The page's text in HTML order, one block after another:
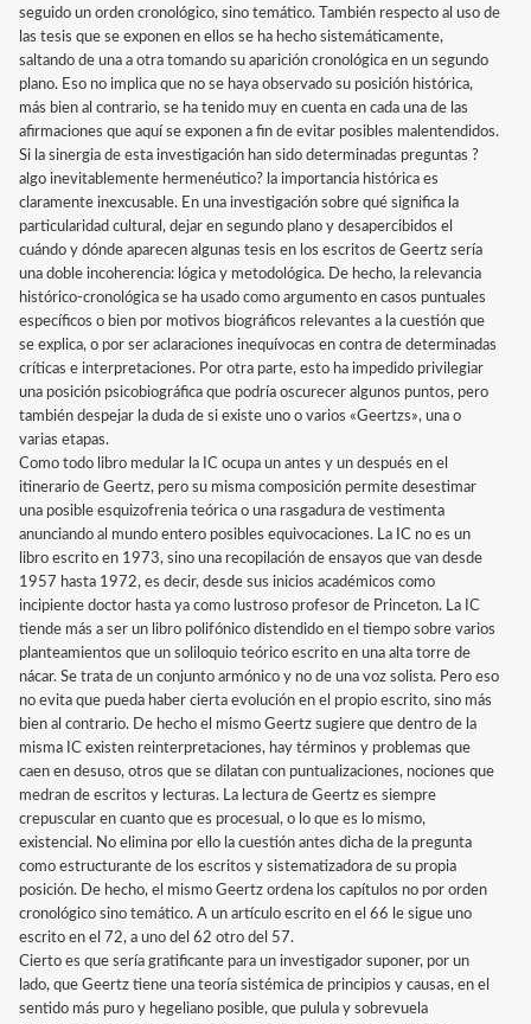
seguido un orden cronológico, sino temático. También respecto al uso de
las tesis que se exponen en ellos se ha hecho sistemáticamente,
saltando de una a otra tomando su aparición cronológica en un segundo
plano. Eso no implica que no se haya observado su posición histórica,
más bien al contrario, se ha tenido muy en cuenta en cada una de las
afirmaciones que aquí se exponen a fin de evitar posibles malentendidos.
Si la sinergia de esta investigación han sido determinadas preguntas ?
algo inevitablemente hermenéutico? la importancia histórica es
claramente inexcusable. En una investigación sobre qué significa la
particularidad cultural, dejar en segundo plano y desapercibidos el
cuándo y dónde aparecen algunas tesis en los escritos de Geertz sería
una doble incoherencia: lógica y metodológica. De hecho, la relevancia
histórico-cronológica se ha usado como argumento en casos puntuales
específicos o bien por motivos biográficos relevantes a la cuestión que
se explica, o por ser aclaraciones inequívocas en contra de determinadas
críticas e interpretaciones. Por otra parte, esto ha impedido privilegiar
una posición psicobiográfica que podría oscurecer algunos puntos, pero
también despejar la duda de si existe uno o varios «Geertzs», una o
varias etapas.
Como todo libro medular la IC ocupa un antes y un después en el
itinerario de Geertz, pero su misma composición permite desestimar
una posible esquizofrenia teórica o una rasgadura de vestimenta
anunciando al mundo entero posibles equivocaciones. La IC no es un
libro escrito en 1973, sino una recopilación de ensayos que van desde
1957 hasta 1972, es decir, desde sus inicios académicos como
incipiente doctor hasta ya como lustroso profesor de Princeton. La IC
tiende más a ser un libro polifónico distendido en el tiempo sobre varios
planteamientos que un soliloquio teórico escrito en una alta torre de
nácar. Se trata de un conjunto armónico y no de una voz solista. Pero eso
no evita que pueda haber cierta evolución en el propio escrito, sino más
bien al contrario. De hecho el mismo Geertz sugiere que dentro de la
misma IC existen reinterpretaciones, hay términos y problemas que
caen en desuso, otros que se dilatan con puntualizaciones, nociones que
medran de escritos y lecturas. La lectura de Geertz es siempre
crepuscular en cuanto que es procesual, o lo que es lo mismo,
existencial. No elimina por ello la cuestión antes dicha de la pregunta
como estructurante de los escritos y sistematizadora de su propia
posición. De hecho, el mismo Geertz ordena los capítulos no por orden
cronológico sino temático. A un artículo escrito en el 66 le sigue uno
escrito en el 72, a uno del 62 otro del 57.
Cierto es que sería gratificante para un investigador suponer, por un
lado, que Geertz tiene una teoría sistémica de principios y causas, en el
sentido más puro y hegeliano posible, que pulula y sobrevuela